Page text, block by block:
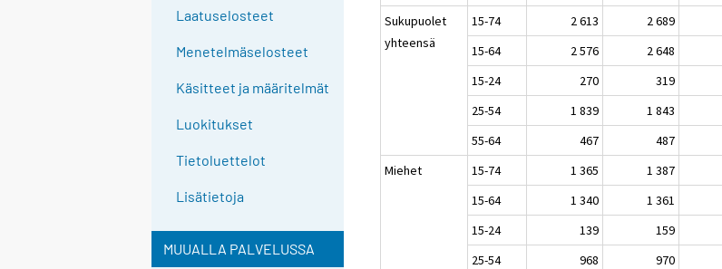
Laatuselosteet
Menetelmäselosteet
Käsitteet ja määritelmät
Luokitukset
Tietoluettelot
Lisätietoja
MUUALLA PALVELUSSA
Sukupuolet
yhteensä
15-74 2 613 2 689
15-64
2 576 2 648
15-24
270 319
25-54
1 839 1 843
55-64
467 487
Miehet
15-74 1 365 1 387
15-64
1 340 1 361
15-24
139 159
25-54
968 970